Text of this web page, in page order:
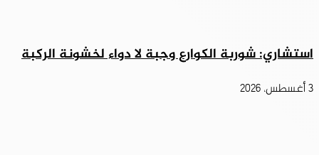
استشاري: شوربة الكوارع وجبة لا دواء لخشونة الركبة
3 أغسطس، 2026